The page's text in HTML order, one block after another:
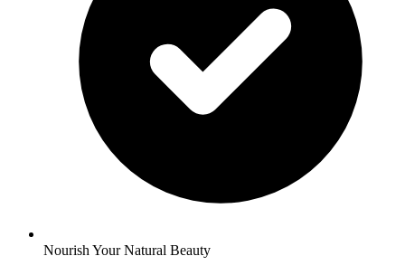
Nourish Your Natural Beauty